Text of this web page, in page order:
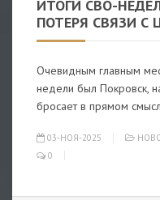
ИТОГИ СВО-
ПОТЕРЯ СВЯЗИ С
Очевидным главным
недели был Покровск,
бросает в прямом
03-НОЯ-2025
0